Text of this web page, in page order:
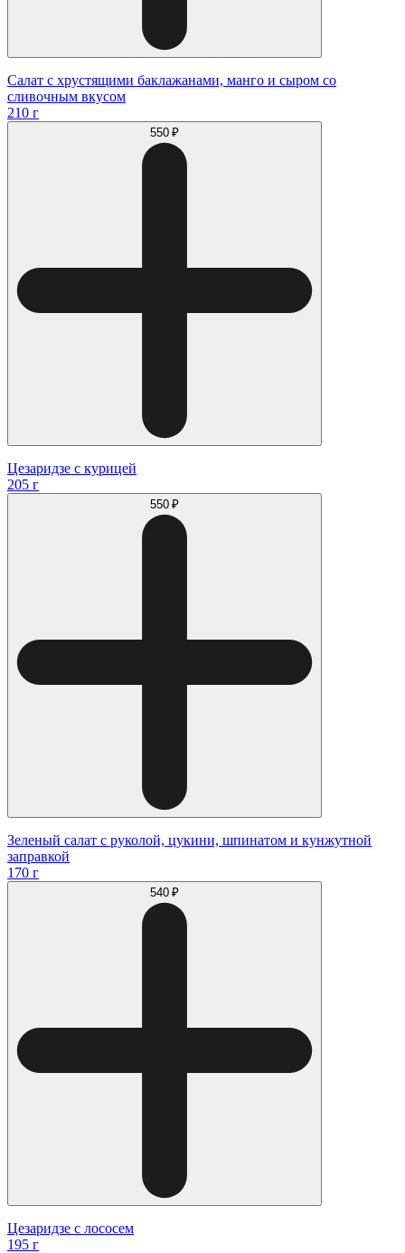
Салат с хрустящими баклажанами, манго и сыром со
сливочным вкусом
210 г
550 ₽
Цезаридзе с курицей
205 г
550 ₽
Зеленый салат с руколой, цукини, шпинатом и кунжутной
заправкой
170 г
540 ₽
Цезаридзе с лососем
195 г